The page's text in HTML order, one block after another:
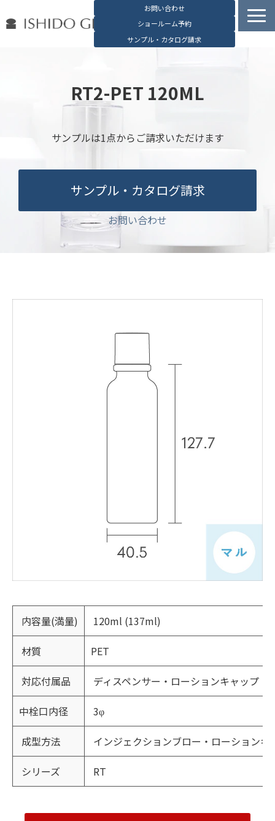
お問い合わせ
ショールーム予約
サンプル・カタログ請求
石堂硝子の特長
お役立ち資料
ブログ
会社概要
English
RT2-PET 120ML
サンプルは1点からご請求いただけます
サンプル・カタログ請求
お問い合わせ
内容量(満量) 120ml (137ml)
材質 PET
対応付属品 ディスペンサー・ローションキャップ
中栓口内径 3φ
成型方法 インジェクションブロー・ローションキ
シリーズ RT